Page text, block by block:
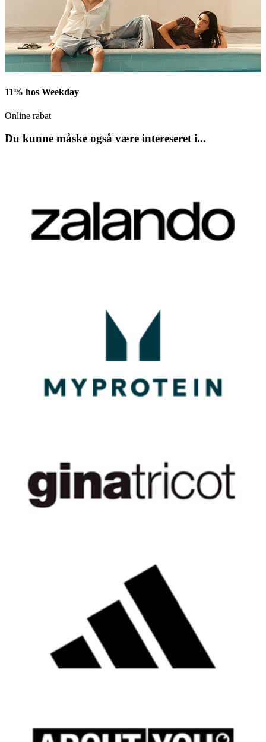
11% hos Weekday
Online rabat
Du kunne måske også være intereseret i...